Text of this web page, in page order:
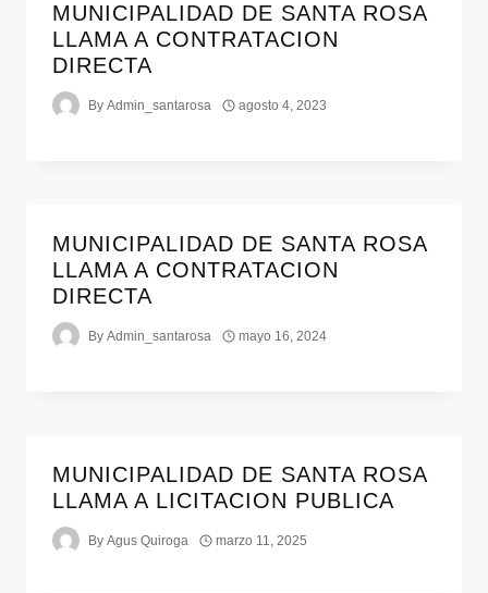
MUNICIPALIDAD DE SANTA ROSA
LLAMA A CONTRATACION
DIRECTA
By Admin_santarosa agosto 4, 2023
MUNICIPALIDAD DE SANTA ROSA
LLAMA A CONTRATACION
DIRECTA
By Admin_santarosa mayo 16, 2024
MUNICIPALIDAD DE SANTA ROSA
LLAMA A LICITACION PUBLICA
By Agus Quiroga marzo 11, 2025